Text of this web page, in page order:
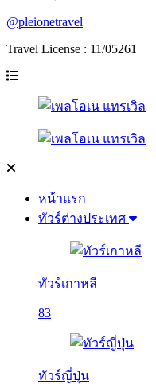
@pleionetravel
Travel License : 11/05261
หน้าแรก
ทัวร์ต่างประเทศ
ทัวร์เกาหลี
83
ทัวร์ญี่ปุ่น